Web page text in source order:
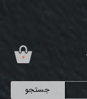
جستجو
۰